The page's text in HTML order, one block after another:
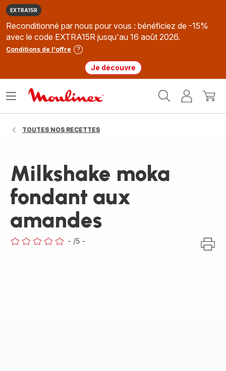
EXTRA15R
Reconditionné par nous pour vous : bénéficiez de -15%
avec le code EXTRA15R jusqu'au 16 août 2026.
Conditions de l'offre
Je découvre
MonMon
Ouvrir
TOUTES NOS RECETTES
Milkshake moka
fondant aux
amandes
- /5 -